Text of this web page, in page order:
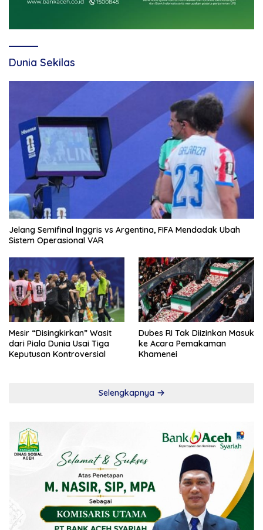
Dunia Sekilas
Jelang Semifinal Inggris vs Argentina, FIFA Mendadak Ubah
Sistem Operasional VAR
Mesir “Disingkirkan” Wasit
dari Piala Dunia Usai Tiga
Keputusan Kontroversial
Dubes RI Tak Diizinkan Masuk
ke Acara Pemakaman
Khamenei
Selengkapnya